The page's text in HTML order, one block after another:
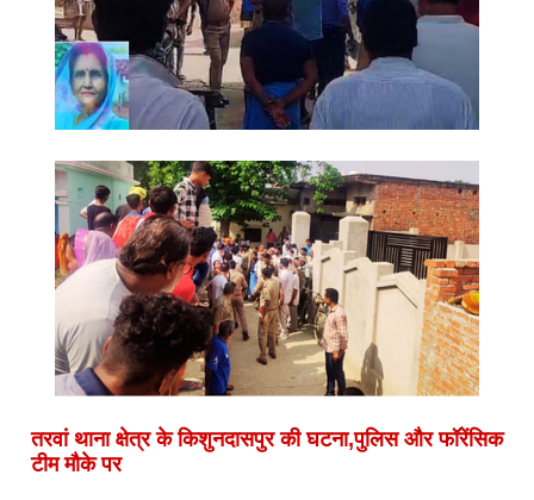
तरवां थाना क्षेत्र के किशुनदासपुर की घटना,पुलिस और फॉरेंसिक
टीम मौके पर